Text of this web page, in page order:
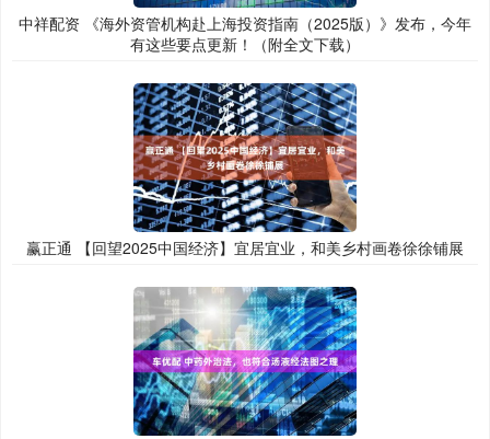
中祥配资 《海外资管机构赴上海投资指南（2025版）》发布，今年
有这些要点更新！（附全文下载）
赢正通 【回望2025中国经济】宜居宜业，和美乡村画卷徐徐铺展